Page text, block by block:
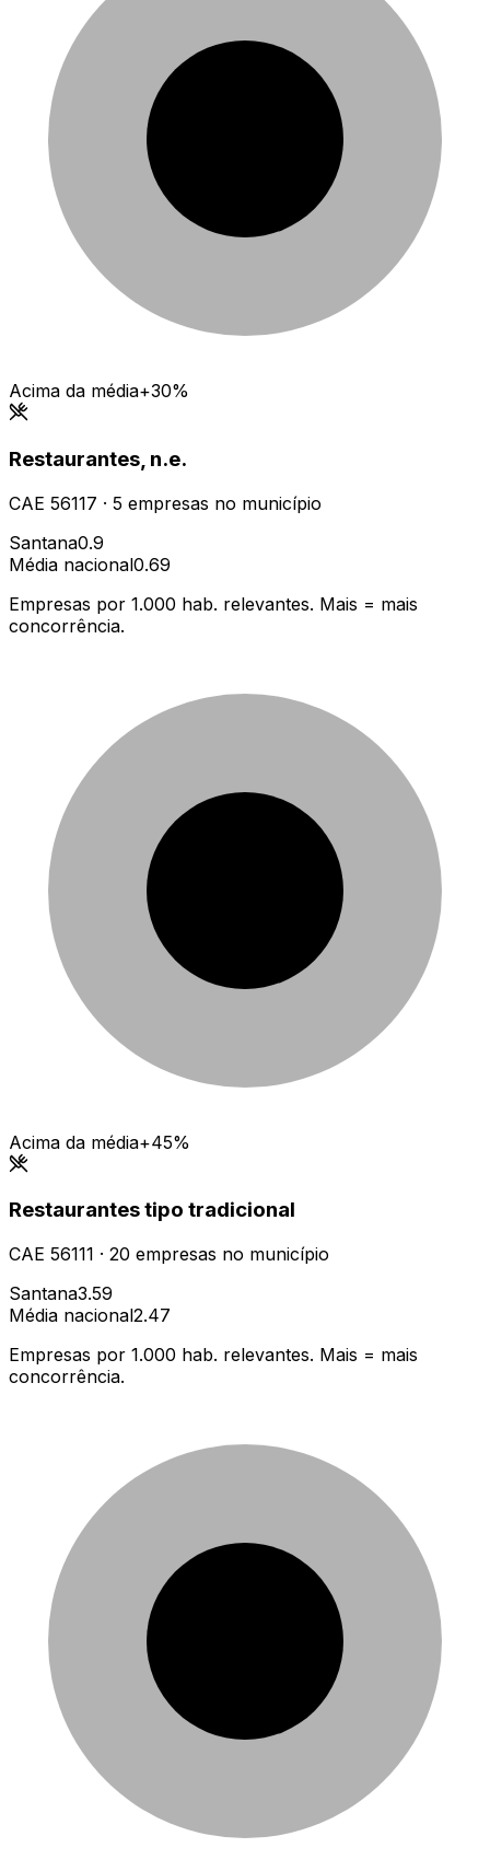
Acima da média+30%
Restaurantes, n.e.
CAE 56117 · 5 empresas no município
Santana0.9
Média nacional0.69
Empresas por 1.000 hab. relevantes. Mais = mais
concorrência.
Acima da média+45%
Restaurantes tipo tradicional
CAE 56111 · 20 empresas no município
Santana3.59
Média nacional2.47
Empresas por 1.000 hab. relevantes. Mais = mais
concorrência.